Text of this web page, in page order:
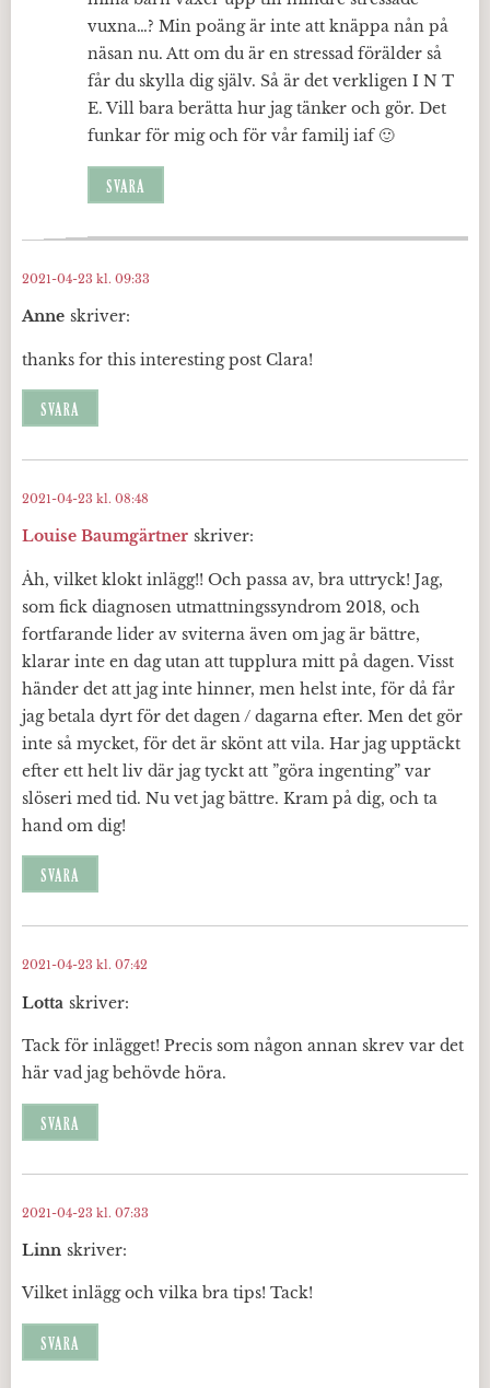
vuxna…? Min poäng är inte att knäppa nån på
näsan nu. Att om du är en stressad förälder så
får du skylla dig själv. Så är det verkligen I N T
E. Vill bara berätta hur jag tänker och gör. Det
funkar för mig och för vår familj iaf 🙂
SVARA
Anne skriver:
2021-04-23 kl. 09:33
thanks for this interesting post Clara!
SVARA
Louise Baumgärtner skriver:
2021-04-23 kl. 08:48
Åh, vilket klokt inlägg!! Och passa av, bra uttryck! Jag,
som fick diagnosen utmattningssyndrom 2018, och
fortfarande lider av sviterna även om jag är bättre,
klarar inte en dag utan att tupplura mitt på dagen. Visst
händer det att jag inte hinner, men helst inte, för då får
jag betala dyrt för det dagen / dagarna efter. Men det gör
inte så mycket, för det är skönt att vila. Har jag upptäckt
efter ett helt liv där jag tyckt att ”göra ingenting” var
slöseri med tid. Nu vet jag bättre. Kram på dig, och ta
hand om dig!
SVARA
Lotta skriver:
2021-04-23 kl. 07:42
Tack för inlägget! Precis som någon annan skrev var det
här vad jag behövde höra.
SVARA
Linn skriver:
2021-04-23 kl. 07:33
Vilket inlägg och vilka bra tips! Tack!
SVARA